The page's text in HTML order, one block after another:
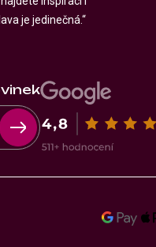
je jedinečná.“